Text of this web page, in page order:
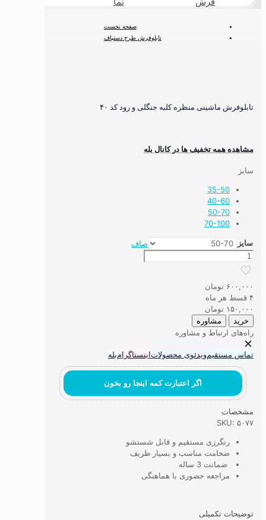
صفحه نخست
تابلوفرش طرح دستباف
تابلوفرش ماشینی منظره کلبه جنگلی و رود کد ۴۰
مشاهده همه تخفیف ها در کانال بله
سایز
35-50
40-60
50-70
70-100
سایز
صاف
تابلوفرش
ماشینی
منظره
کلبه
جنگلی
و
رود
کد
۴۰
عدد
۶۰۰,۰۰۰ تومان
۴ قسط هر ماه
۱۵۰,۰۰۰ تومان
خرید مشاوره
راه‌های ارتباط و مشاوره
تماس مستقیمویدئوی محصولاتاینستاگرامبله
اگر اعتبارت کمه اینجا رو بخون
مشخصات
SKU: ۵۰۷۷
رنگرزی مستقیم و قابل شستشو
ضخامت مناسب و بسیار ظریف
ضمانت 3 ساله
مراجعه حضوری با هماهنگی
توضیحات تکمیلی